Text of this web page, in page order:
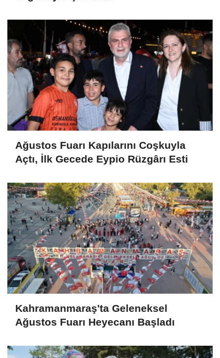
Ağustos Fuarı Kapılarını Coşkuyla
Açtı, İlk Gecede Eypio Rüzgârı Esti
Kahramanmaraş'ta Geleneksel
Ağustos Fuarı Heyecanı Başladı